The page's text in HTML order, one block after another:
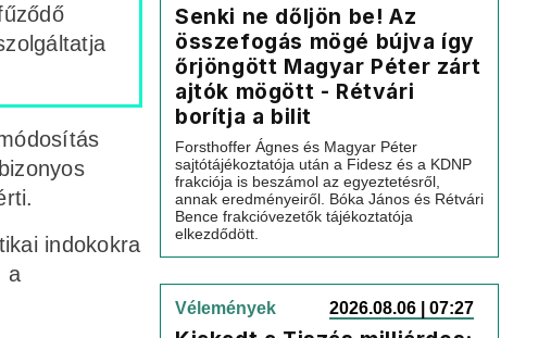
indokokra
a
Senki ne dőljön be! Az
összefogás mögé bújva így
őrjöngött Magyar Péter zárt
ajtók mögött - Rétvári
borítja a bilit
Forsthoffer Ágnes és Magyar Péter
sajtótájékoztatója után a Fidesz és a KDNP
frakciója is beszámol az egyeztetésről,
annak eredményeiről. Bóka János és Rétvári
Bence frakcióvezetők tájékoztatója
elkezdődött.
Vélemények 2026.08.06 | 07:27